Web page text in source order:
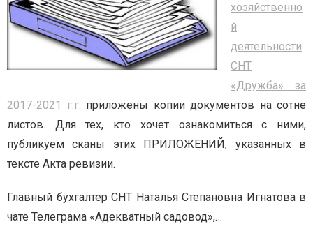
хозяйственно
й
деятельности
СНТ
«Дружба» за
2017-2021 г.г. приложены копии документов на сотне
листов. Для тех, кто хочет ознакомиться с ними,
публикуем сканы этих ПРИЛОЖЕНИЙ, указанных в
тексте Акта ревизии.
Главный бухгалтер СНТ Наталья Степановна Игнатова в
чате Телеграма «Адекватный садовод»,…